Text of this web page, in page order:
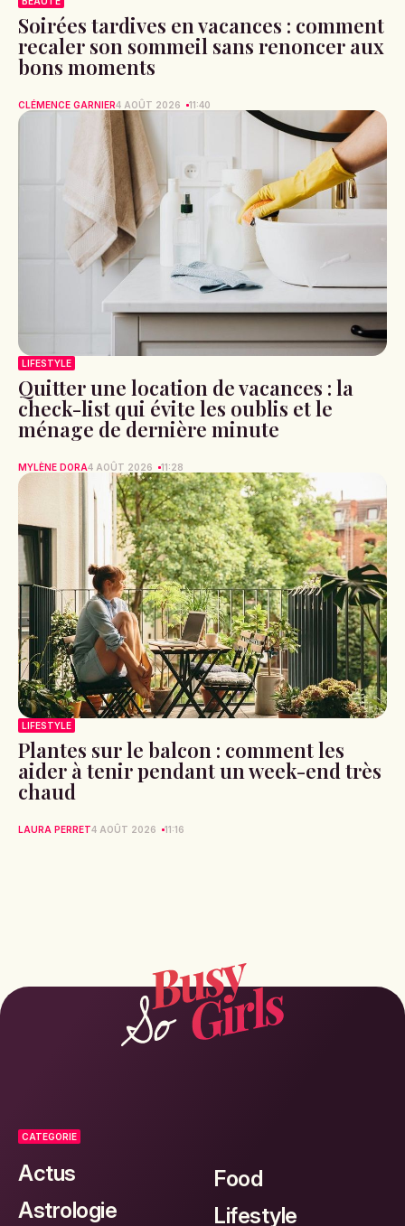
Soirées tardives en vacances : comment
recaler son sommeil sans renoncer aux
bons moments
CLÉMENCE GARNIER4 AOÛT 2026 11:40
LIFESTYLE
Quitter une location de vacances : la
check-list qui évite les oublis et le
ménage de dernière minute
MYLÈNE DORA4 AOÛT 2026 11:28
LIFESTYLE
Plantes sur le balcon : comment les
aider à tenir pendant un week-end très
chaud
LAURA PERRET4 AOÛT 2026 11:16
CATEGORIE
Actus
Astrologie
Food
Lifestyle